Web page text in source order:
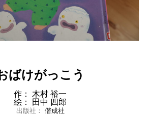
ばけがっこう
作： 木村 裕一
絵： 田中 四郎
出版社： 偕成社